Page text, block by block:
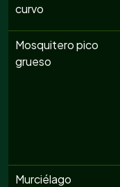
curvo
Mosquitero pico
grueso
Murciélago